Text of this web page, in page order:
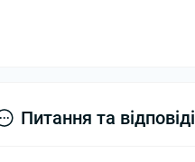
Питання та відповіді